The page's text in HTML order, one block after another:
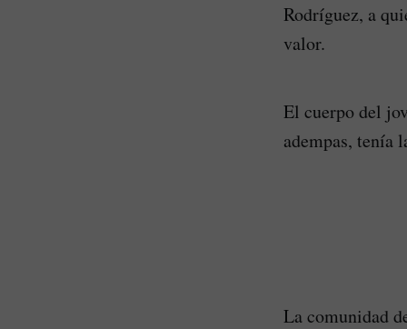
Rodríguez, a
valor.
El cuerpo del
adempas, tenía
La comunidad